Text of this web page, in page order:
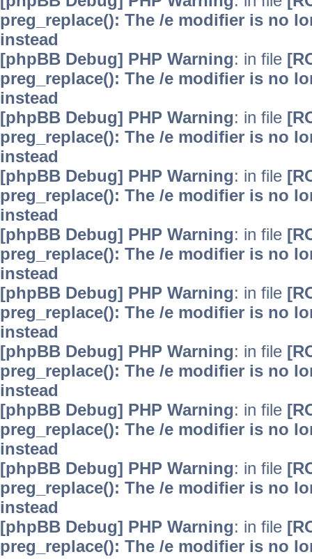
preg_replace(): The /e modifier is no
instead
[phpBB Debug] PHP Warning: in file
preg_replace(): The /e modifier is no
instead
[phpBB Debug] PHP Warning: in file
preg_replace(): The /e modifier is no
instead
[phpBB Debug] PHP Warning: in file
preg_replace(): The /e modifier is no
instead
[phpBB Debug] PHP Warning: in file
preg_replace(): The /e modifier is no
instead
[phpBB Debug] PHP Warning: in file
preg_replace(): The /e modifier is no
instead
[phpBB Debug] PHP Warning: in file
preg_replace(): The /e modifier is no
instead
[phpBB Debug] PHP Warning: in file
preg_replace(): The /e modifier is no
instead
[phpBB Debug] PHP Warning: in file
preg_replace(): The /e modifier is no
instead
[phpBB Debug] PHP Warning: in file
preg_replace(): The /e modifier is no